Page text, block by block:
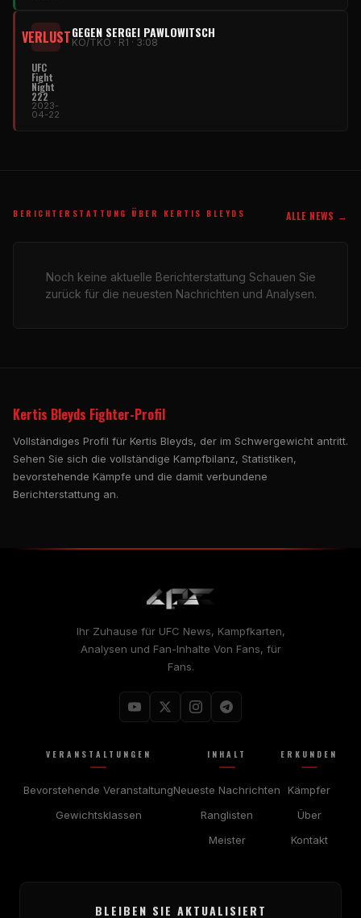
VERLUSTGEGEN SERGEI PAWLOWITSCH
KO/TKO · R1 · 3:08
UFC
Fight
Night
222
2023-
04-22
BERICHTERSTATTUNG ÜBER KERTIS BLEYDS ALLE NEWS →
Noch keine aktuelle Berichterstattung Schauen Sie
zurück für die neuesten Nachrichten und Analysen.
Kertis Bleyds Fighter-Profil
Vollständiges Profil für Kertis Bleyds, der im Schwergewicht antritt.
Sehen Sie sich die vollständige Kampfbilanz, Statistiken,
bevorstehende Kämpfe und die damit verbundene
Berichterstattung an.
Ihr Zuhause für UFC News, Kampfkarten,
Analysen und Fan-Inhalte Von Fans, für
Fans.
VERANSTALTUNGEN
Bevorstehende Veranstaltung
Gewichtsklassen
INHALT
Neueste Nachrichten
Ranglisten
Meister
ERKUNDEN
Kämpfer
Über
Kontakt
BLEIBEN SIE AKTUALISIERT